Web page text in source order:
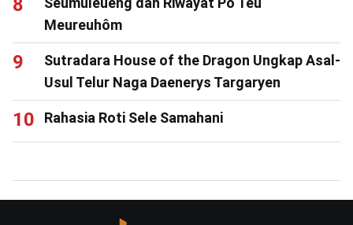
Meureuhôm
Sutradara House of the Dragon Ungkap Asal-
Usul Telur Naga Daenerys Targaryen
Rahasia Roti Sele Samahani